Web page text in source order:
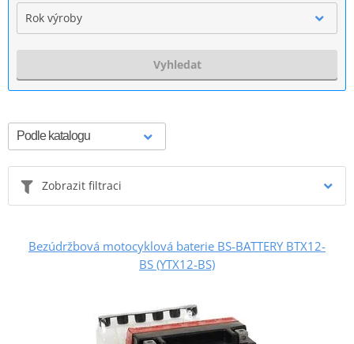
Rok výroby
Vyhledat
Zobrazit filtraci
Bezúdržbová motocyklová baterie BS-BATTERY BTX12-
BS (YTX12-BS)